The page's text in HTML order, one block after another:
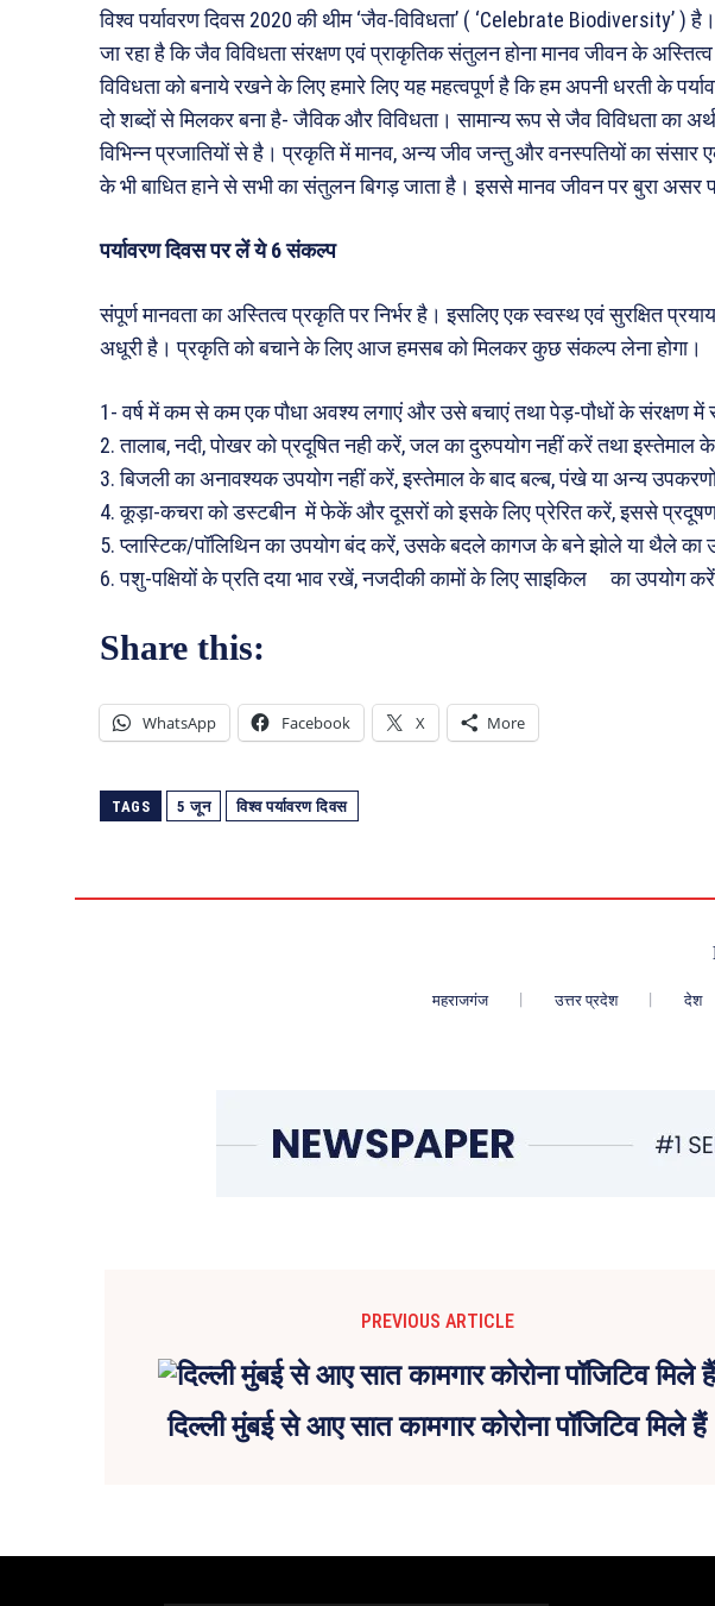
विश्व पर्यावरण दिवस 2020 की थीम ‘जैव-विविधता’ ( ‘Celebrate Biodiversity’ )
जा रहा है कि जैव विविधता संरक्षण एवं प्राकृतिक संतुलन होना मानव जीवन के
विविधता को बनाये रखने के लिए हमारे लिए यह महत्वपूर्ण है कि हम अपनी धरती के
दो शब्दों से मिलकर बना है- जैविक और विविधता। सामान्य रूप से जैव विविधता का
विभिन्न प्रजातियों से है। प्रकृति में मानव, अन्य जीव जन्तु और वनस्पतियों का
के भी बाधित हाने से सभी का संतुलन बिगड़ जाता है। इससे मानव जीवन पर बुरा असर
पर्यावरण दिवस पर लें ये 6 संकल्प
संपूर्ण मानवता का अस्तित्व प्रकृति पर निर्भर है। इसलिए एक स्वस्थ एवं सुरक्षित
अधूरी है। प्रकृति को बचाने के लिए आज हमसब को मिलकर कुछ संकल्प लेना होगा।
1- वर्ष में कम से कम एक पौधा अवश्य लगाएं और उसे बचाएं तथा पेड़-पौधों के संरक्षण में
2. तालाब, नदी, पोखर को प्रदूषित नही करें, जल का दुरुपयोग नहीं करें तथा इस्तेमाल
3. बिजली का अनावश्यक उपयोग नहीं करें, इस्तेमाल के बाद बल्ब, पंखे या अन्य
4. कूड़ा-कचरा को डस्टबीन में फेकें और दूसरों को इसके लिए प्रेरित करें, इससे प्रदूषण
5. प्लास्टिक/पॉलिथिन का उपयोग बंद करें, उसके बदले कागज के बने झोले या थैले का
6. पशु-पक्षियों के प्रति दया भाव रखें, नजदीकी कामों के लिए साइकिल का उपयोग करें
Share this:
WhatsApp Facebook X More
TAGS 5 जून विश्व पर्यावरण दिवस
महराजगंज उत्तर प्रदेश देश
PREVIOUS ARTICLE
दिल्ली मुंबई से आए सात कामगार कोरोना पॉजिटिव मिले हैं